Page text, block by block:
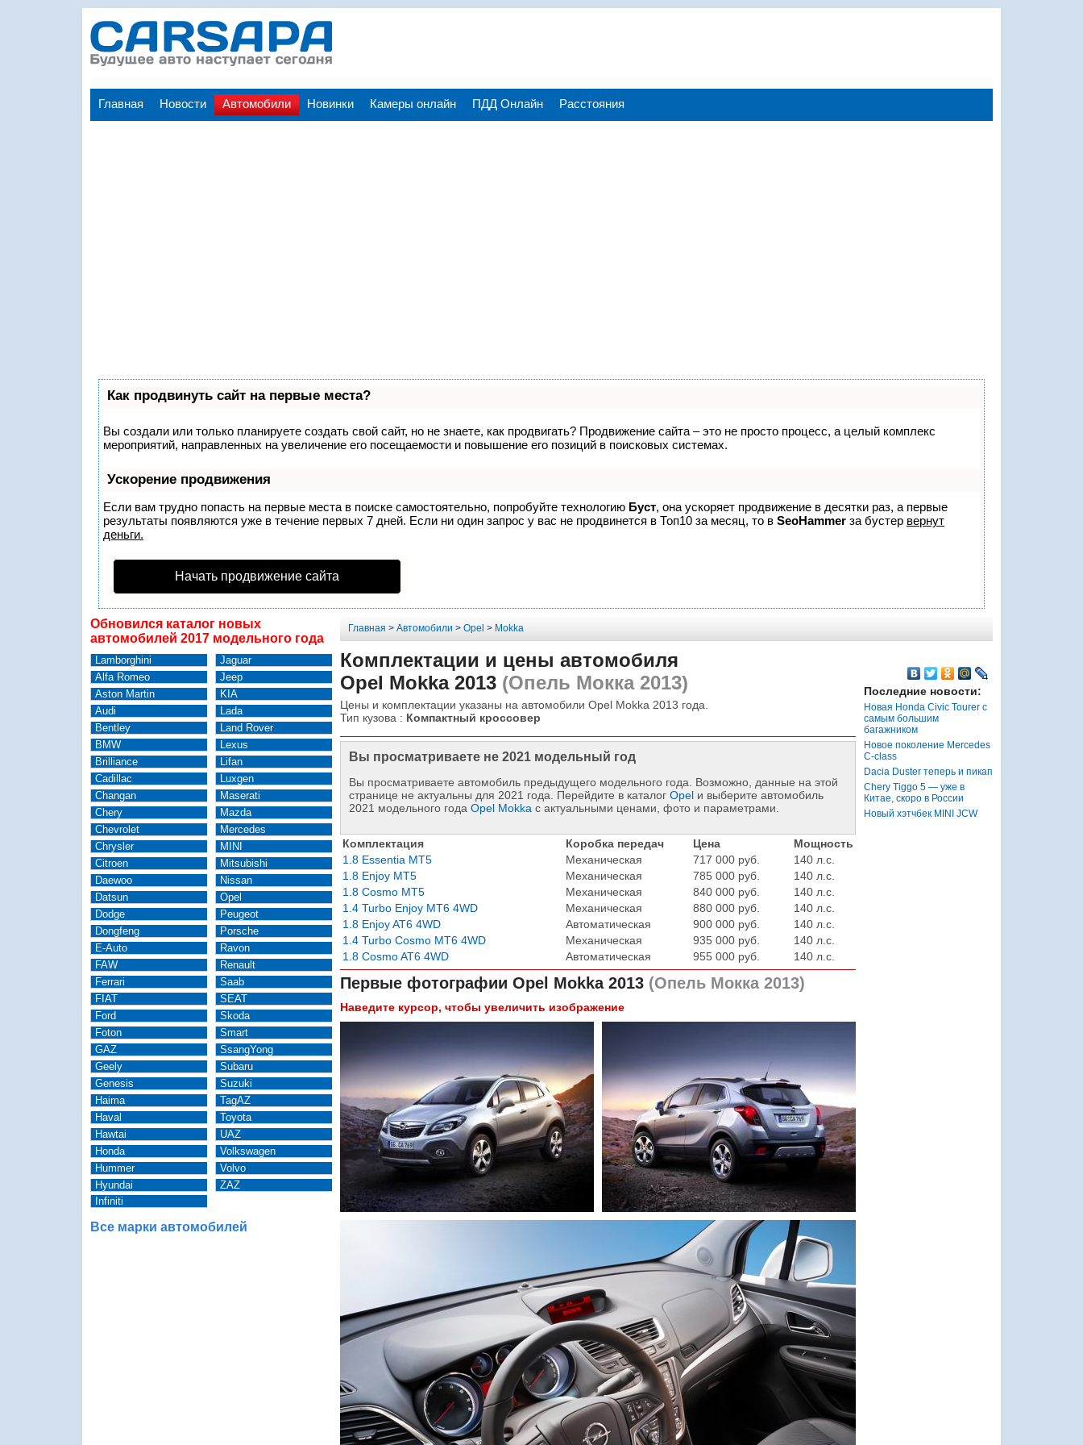
Главная Новости Автомобили Новинки Камеры онлайн ПДД Онлайн Расстояния
Как продвинуть сайт на первые места?
Вы создали или только планируете создать свой сайт, но не знаете, как продвигать? Продвижение сайта – это не просто процесс, а целый комплекс
мероприятий, направленных на увеличение его посещаемости и повышение его позиций в поисковых системах.
Ускорение продвижения
Если вам трудно попасть на первые места в поиске самостоятельно, попробуйте технологию Буст, она ускоряет продвижение в десятки раз, а первые
результаты появляются уже в течение первых 7 дней. Если ни один запрос у вас не продвинется в Топ10 за месяц, то в SeoHammer за бустер вернут
деньги.
Начать продвижение сайта
Обновился каталог новых
автомобилей 2017 модельного года
Lamborghini
Alfa Romeo
Aston Martin
Audi
Bentley
BMW
Brilliance
Cadillac
Changan
Chery
Chevrolet
Chrysler
Citroen
Daewoo
Datsun
Dodge
Dongfeng
E-Auto
FAW
Ferrari
FIAT
Ford
Foton
GAZ
Geely
Genesis
Haima
Haval
Hawtai
Honda
Hummer
Hyundai
Infiniti
Jaguar
Jeep
KIA
Lada
Land Rover
Lexus
Lifan
Luxgen
Maserati
Mazda
Mercedes
MINI
Mitsubishi
Nissan
Opel
Peugeot
Porsche
Ravon
Renault
Saab
SEAT
Skoda
Smart
SsangYong
Subaru
Suzuki
TagAZ
Toyota
UAZ
Volkswagen
Volvo
ZAZ
Все марки автомобилей
Главная > Автомобили > Opel > Mokka
Комплектации и цены автомобиля
Opel Mokka 2013(Опель Мокка 2013)
Цены и комплектации указаны на автомобили Opel Mokka 2013 года.
Тип кузова : Компактный кроссовер
Вы просматриваете не 2021 модельный год
Вы просматриваете автомобиль предыдущего модельного года. Возможно, данные на этой
странице не актуальны для 2021 года. Перейдите в каталог Opelи выберите автомобиль
2021 модельного года Opel Mokka с актуальными ценами, фото и параметрами.
Комплектация Коробка передач Цена
Мощность
1.8 Essentia MT5
Механическая 717 000 руб.
140 л.с.
1.8 Enjoy MT5
Механическая 785 000 руб.
140 л.с.
1.8 Cosmo MT5
Механическая 840 000 руб.
140 л.с.
1.4 Turbo Enjoy MT6 4WD
Механическая 880 000 руб.
140 л.с.
1.8 Enjoy AT6 4WD
Автоматическая 900 000 руб.
140 л.с.
1.4 Turbo Cosmo MT6 4WD
Механическая 935 000 руб.
140 л.с.
1.8 Cosmo AT6 4WD
Автоматическая 955 000 руб. 140 л.с.
Первые фотографии Opel Mokka 2013(Опель Мокка 2013)
Наведите курсор, чтобы увеличить изображение
Последние новости:
Новая Honda Civic Tourer с
самым большим
багажником
Новое поколение Mercedes
C-class
Dacia Duster теперь и пикап
Chery Tiggo 5 — уже в
Китае, скоро в России
Новый хэтчбек MINI JCW